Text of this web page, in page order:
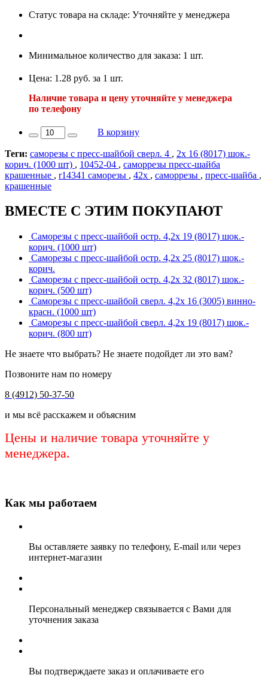
Статус товара на складе: Уточняйте у менеджера
Минимальное количество для заказа: 1 шт.
Цена: 1.28 руб. за 1 шт.
Наличие товара и цену уточняйте у менеджера
по телефону
В корзину
Теги: саморезы с пресс-шайбой сверл. 4 , 2х 16 (8017) шок.-
корич. (1000 шт) , 10452-04 , саморрезы пресс-шайба
крашенные , r14341 саморезы , 42х , саморрезы , пресс-шайба ,
крашенные
ВМЕСТЕ С ЭТИМ ПОКУПАЮТ
Саморезы с пресс-шайбой остр. 4,2х 19 (8017) шок.-
корич. (1000 шт)
Саморезы с пресс-шайбой остр. 4,2х 25 (8017) шок.-
корич.
Саморезы с пресс-шайбой остр. 4,2х 32 (8017) шок.-
корич. (500 шт)
Саморезы с пресс-шайбой сверл. 4,2х 16 (3005) винно-
красн. (1000 шт)
Саморезы с пресс-шайбой сверл. 4,2х 19 (8017) шок.-
корич. (800 шт)
Не знаете что выбрать? Не знаете подойдет ли это вам?
Позвоните нам по номеру
8 (4912) 50-37-50
и мы всё расскажем и объясним
Цены и наличие товара уточняйте у
менеджера.
Как мы работаем
Вы оставляете заявку по телефону, E-mail или через
интернет-магазин
Персональный менеджер связывается с Вами для
уточнения заказа
Вы подтверждаете заказ и оплачиваете его